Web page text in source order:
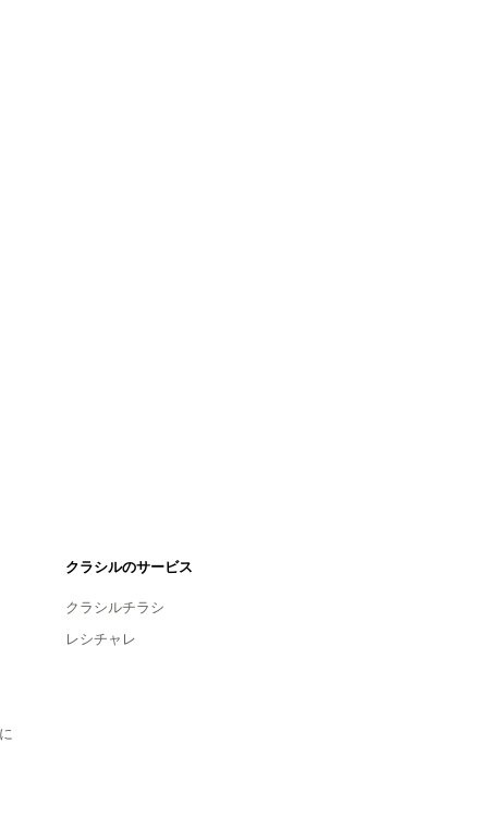
クラシルのサービス
クラシルチラシ
レシチャレ